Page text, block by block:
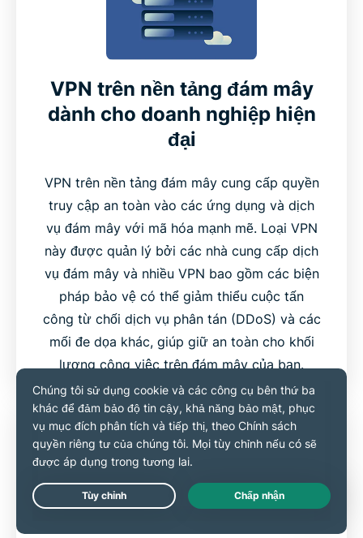
VPN trên nền tảng đám mây
dành cho doanh nghiệp hiện
đại
VPN trên nền tảng đám mây cung cấp quyền
truy cập an toàn vào các ứng dụng và dịch
vụ đám mây với mã hóa mạnh mẽ. Loại VPN
này được quản lý bởi các nhà cung cấp dịch
vụ đám mây và nhiều VPN bao gồm các biện
pháp bảo vệ có thể giảm thiểu cuộc tấn
công từ chối dịch vụ phân tán (DDoS) và các
mối đe dọa khác, giúp giữ an toàn cho khối
lượng công việc trên đám mây của bạn.
Live Chat